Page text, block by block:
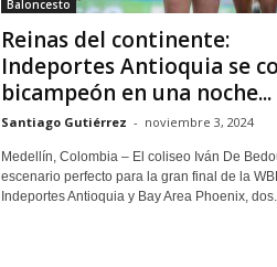
Baloncesto
Reinas del continente:
Indeportes Antioquia se
bicampeón en una noche...
Santiago Gutiérrez - noviembre 3, 2024
Medellín, Colombia – El coliseo Iván De
escenario perfecto para la gran final de la
Indeportes Antioquia y Bay Area Phoenix,